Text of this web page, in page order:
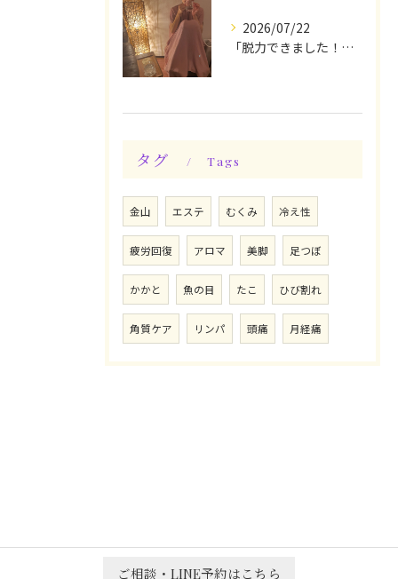
2026/07/22
「脱力できました！」今日は私の時間♪全身メンテナンスデー☆
タグ Tags
金山 エステ むくみ 冷え性
疲労回復 アロマ 美脚 足つぼ
かかと 魚の目 たこ ひび割れ
角質ケア リンパ 頭痛 月経痛
ご相談・LINE予約はこちら